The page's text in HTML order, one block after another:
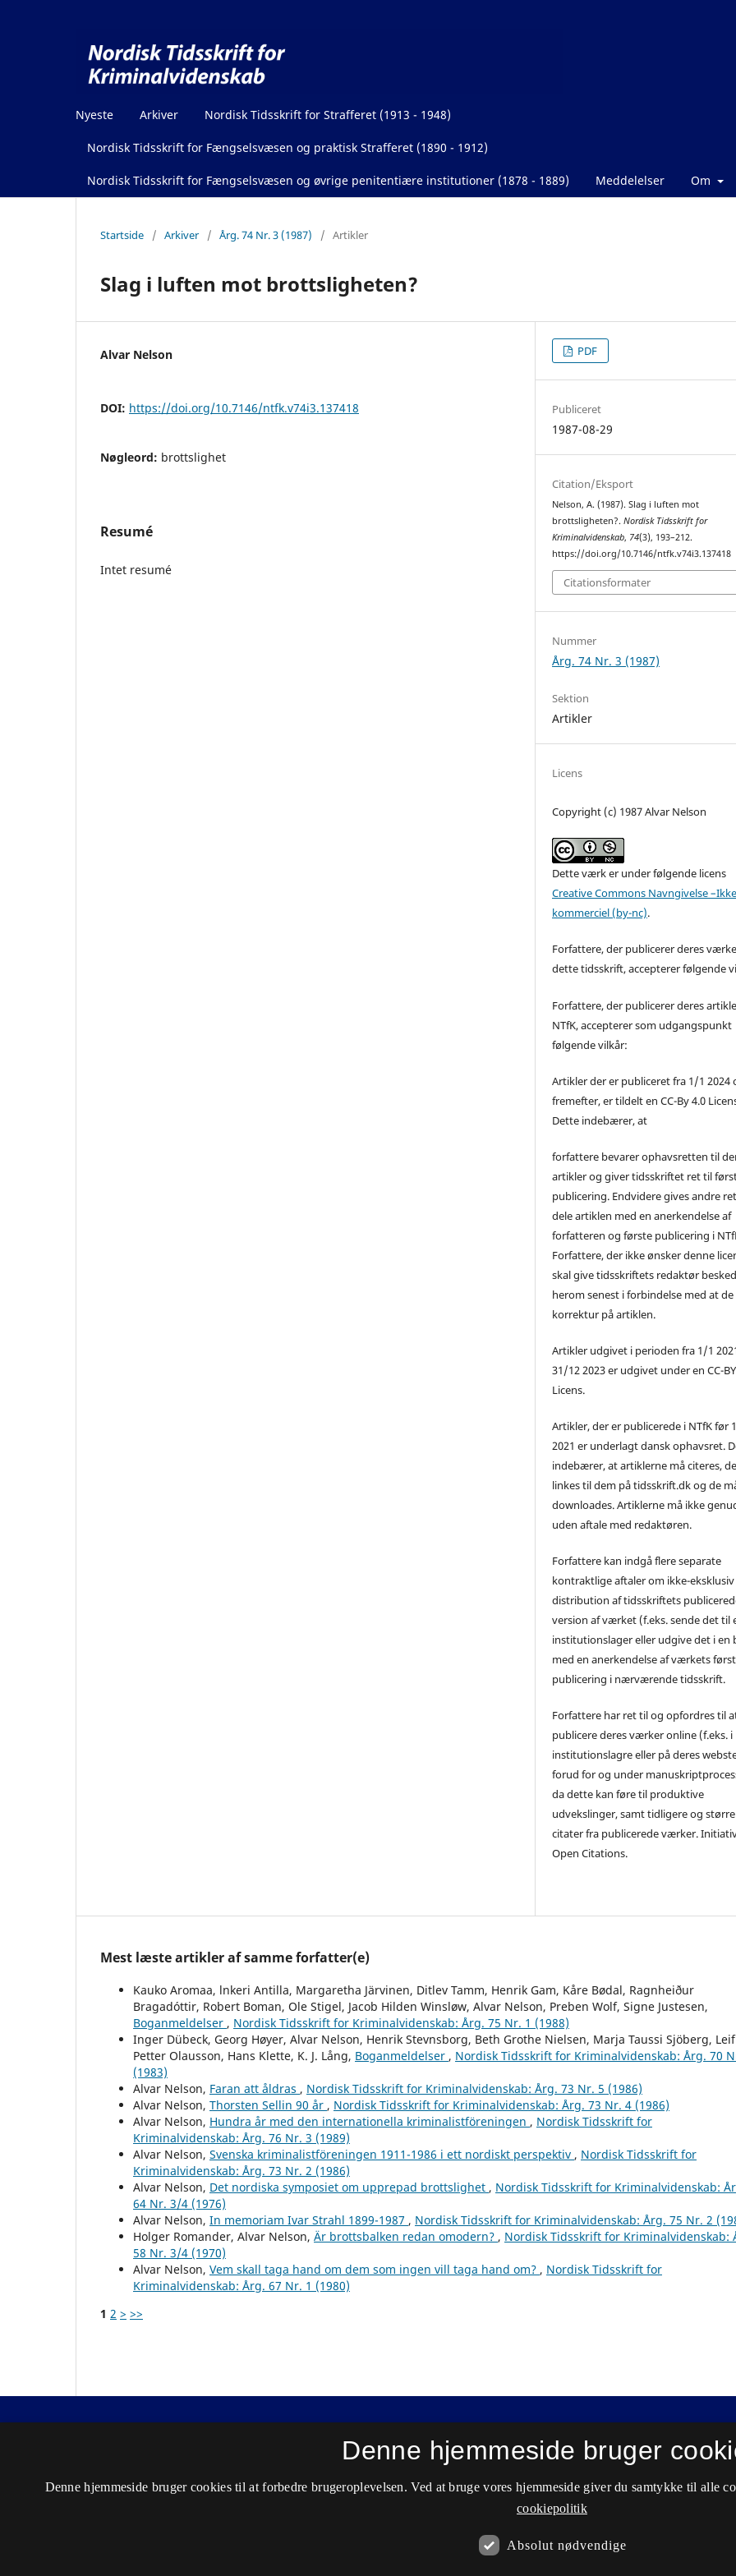
Nyeste Arkiver Nordisk Tidsskrift for Strafferet (1913 - 1948)
Nordisk Tidsskrift for Fængselsvæsen og praktisk Strafferet (1890 - 1912)
Nordisk Tidsskrift for Fængselsvæsen og øvrige penitentiære institutioner (1878 - 1889) Meddelelser Om
Startside / Arkiver / Årg. 74 Nr. 3 (1987) / Artikler
Slag i luften mot brottsligheten?
Alvar Nelson
DOI: https://doi.org/10.7146/ntfk.v74i3.137418
Nøgleord: brottslighet
Resumé
Intet resumé
PDF
Publiceret
1987-08-29
Citation/Eksport
Nelson, A. (1987). Slag i luften mot
brottsligheten?.Nordisk Tidsskrift for
Kriminalvidenskab, 74(3), 193–212.
https://doi.org/10.7146/ntfk.v74i3.137418
Citationsformater
Nummer
Årg. 74 Nr. 3 (1987)
Sektion
Artikler
Licens
Copyright (c) 1987 Alvar Nelson
Dette værk er under følgende licens
Creative Commons Navngivelse
kommerciel (by-nc).
Forfattere, der publicerer deres
dette tidsskrift, accepterer følgende
Forfattere, der publicerer deres
NTfK, accepterer som udgangspunkt
følgende vilkår:
Artikler der er publiceret fra 1/1 2024
fremefter, er tildelt en CC-By 4.0
Dette indebærer, at
forfattere bevarer ophavsretten til
artikler og giver tidsskriftet ret til
publicering. Endvidere gives andre
dele artiklen med en anerkendelse af
forfatteren og første publicering i
Forfattere, der ikke ønsker denne
skal give tidsskriftets redaktør besked
herom senest i forbindelse med at
korrektur på artiklen.
Artikler udgivet i perioden fra 1/1
31/12 2023 er udgivet under en CC-
Licens.
Artikler, der er publicerede i NTfK før
2021 er underlagt dansk ophavsret.
indebærer, at artiklerne må citeres,
linkes til dem på tidsskrift.dk og de
downloades. Artiklerne må ikke
uden aftale med redaktøren.
Forfattere kan indgå flere separate
kontraktlige aftaler om ikke-eksklusiv
distribution af tidsskriftets
version af værket (f.eks. sende det til
institutionslager eller udgive det i en
med en anerkendelse af værkets
publicering i nærværende tidsskrift.
Forfattere har ret til og opfordres til
publicere deres værker online (f.eks. i
institutionslagre eller på deres
forud for og under
da dette kan føre til produktive
udvekslinger, samt tidligere og større
citater fra publicerede værker.
Open Citations.
Mest læste artikler af samme forfatter(e)
Kauko Aromaa, lnkeri Antilla, Margaretha Järvinen, Ditlev Tamm, Henrik Gam, Kåre Bødal, Ragnheiður
Bragadóttir, Robert Boman, Ole Stigel, Jacob Hilden Winsløw, Alvar Nelson, Preben Wolf, Signe Justesen,
Boganmeldelser , Nordisk Tidsskrift for Kriminalvidenskab: Årg. 75 Nr. 1 (1988)
Inger Dübeck, Georg Høyer, Alvar Nelson, Henrik Stevnsborg, Beth Grothe Nielsen, Marja Taussi Sjöberg, Leif
Petter Olausson, Hans Klette, K. J. Lång, Boganmeldelser , Nordisk Tidsskrift for Kriminalvidenskab: Årg. 70
(1983)
Alvar Nelson, Faran att åldras , Nordisk Tidsskrift for Kriminalvidenskab: Årg. 73 Nr. 5 (1986)
Alvar Nelson, Thorsten Sellin 90 år , Nordisk Tidsskrift for Kriminalvidenskab: Årg. 73 Nr. 4 (1986)
Alvar Nelson, Hundra år med den internationella kriminalistföreningen , Nordisk Tidsskrift for
Kriminalvidenskab: Årg. 76 Nr. 3 (1989)
Alvar Nelson, Svenska kriminalistföreningen 1911-1986 i ett nordiskt perspektiv , Nordisk Tidsskrift for
Kriminalvidenskab: Årg. 73 Nr. 2 (1986)
Alvar Nelson, Det nordiska symposiet om upprepad brottslighet , Nordisk Tidsskrift for Kriminalvidenskab:
64 Nr. 3/4 (1976)
Alvar Nelson, In memoriam Ivar Strahl 1899-1987 , Nordisk Tidsskrift for Kriminalvidenskab: Årg. 75 Nr. 2
Holger Romander, Alvar Nelson, Är brottsbalken redan omodern? , Nordisk Tidsskrift for Kriminalvidenskab:
58 Nr. 3/4 (1970)
Alvar Nelson, Vem skall taga hand om dem som ingen vill taga hand om? , Nordisk Tidsskrift for
Kriminalvidenskab: Årg. 67 Nr. 1 (1980)
1 2 > >>
Nordisk Tidsskrift for Kriminalvidenskab
ISSN 2446-3051 (Online)
Denne hjemmeside bruger
Denne hjemmeside bruger cookies til at forbedre brugeroplevelsen. Ved at bruge vores hjemmeside giver du samtykke til alle
cookiepolitik
Absolut nødvendige